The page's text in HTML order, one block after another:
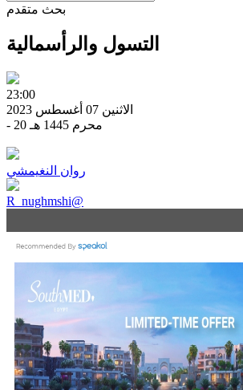
بحث متقدم
التسول والرأسمالية
23:00
الاثنين 07 أغسطس 2023
- 20 محرم 1445 هـ
روان النغيمشي
R_nughmshi@